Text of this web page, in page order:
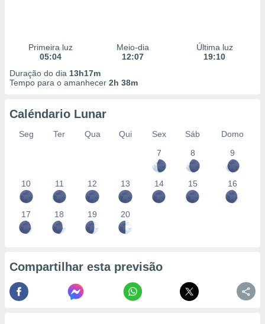
Primeira luz
05:04
Meio-dia
12:07
Última luz
19:10
Duração do dia 13h17m
Tempo para o amanhecer 2h 38m
Caléndario Lunar
Seg Ter Qua Qui Sex Sáb
Domo
7
8 9
10 11 12 13 14 15 16
17 18 19 20
Compartilhar esta previsão